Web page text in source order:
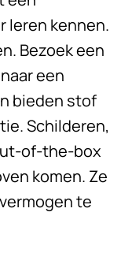
leren kennen.
Bezoek een
een
bieden stof
Schilderen,
of-the-box
komen. Ze
te